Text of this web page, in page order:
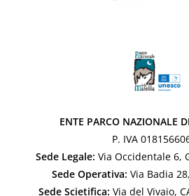
ENTE PARCO NAZIONALE
P. IVA
Sede Legale: Via Occidentale 6,
Sede Operativa: Via Badia
Sede Scietifica: Via del Vivaio,